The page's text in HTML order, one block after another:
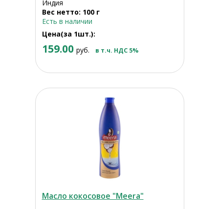
Индия
Вес нетто: 100 г
Есть в наличии
Цена(за 1шт.):
159.00 руб. в т.ч. НДС 5%
Масло кокосовое "Meera"